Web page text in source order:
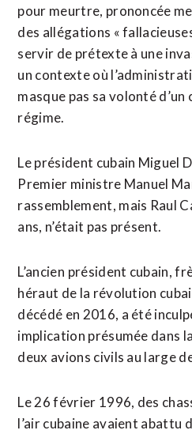
pour meurtre, prononcée
des allégations «
servir de prétexte à ​une
un contexte où
masque pas sa volonté
régime.
Le président cubain Miguel
Premier ministre Manuel
rassemblement, mais Raul
ans, n’était pas présent.
L’ancien ⁠président cubain,
héraut de la révolution
décédé en 2016, a été
implication présumée dans
deux avions civils au large
Le 26 février 1996, des
l’air cubaine avaient abattu